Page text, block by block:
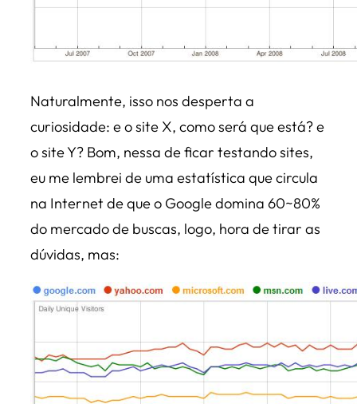
Naturalmente, isso nos desperta a
curiosidade: e o site X, como será que está? e
o site Y? Bom, nessa de ficar testando sites,
eu me lembrei de uma estatística que circula
na Internet de que o Google domina 60~80%
do mercado de buscas, logo, hora de tirar as
dúvidas, mas: